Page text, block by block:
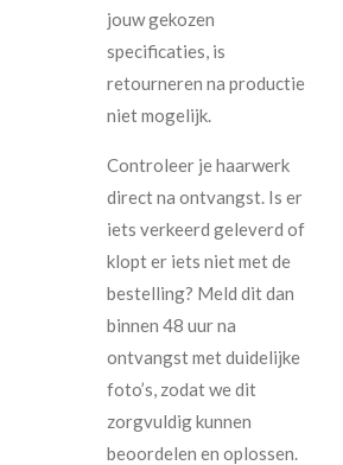
jouw gekozen
specificaties, is
retourneren na productie
niet mogelijk.
Controleer je haarwerk
direct na ontvangst. Is er
iets verkeerd geleverd of
klopt er iets niet met de
bestelling? Meld dit dan
binnen 48 uur na
ontvangst met duidelijke
foto’s, zodat we dit
zorgvuldig kunnen
beoordelen en oplossen.